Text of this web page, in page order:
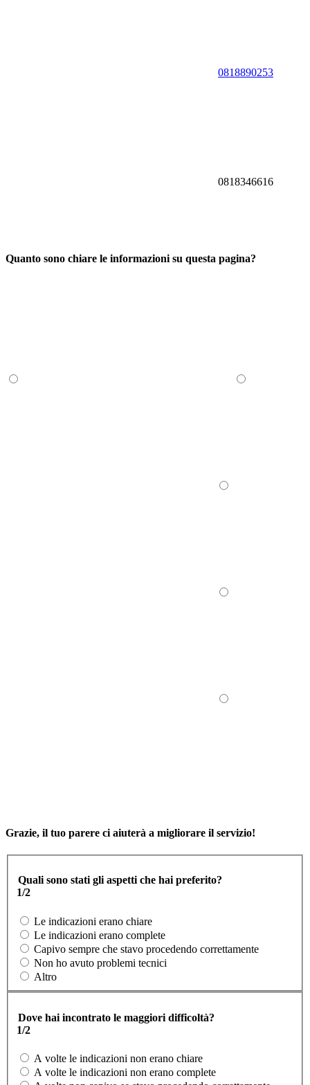
0818890253
0818346616
Quanto sono chiare le informazioni su questa pagina?
Grazie, il tuo parere ci aiuterà a migliorare il servizio!
Quali sono stati gli aspetti che hai preferito?
1/2
Le indicazioni erano chiare
Le indicazioni erano complete
Capivo sempre che stavo procedendo correttamente
Non ho avuto problemi tecnici
Altro
Dove hai incontrato le maggiori difficoltà?
1/2
A volte le indicazioni non erano chiare
A volte le indicazioni non erano complete